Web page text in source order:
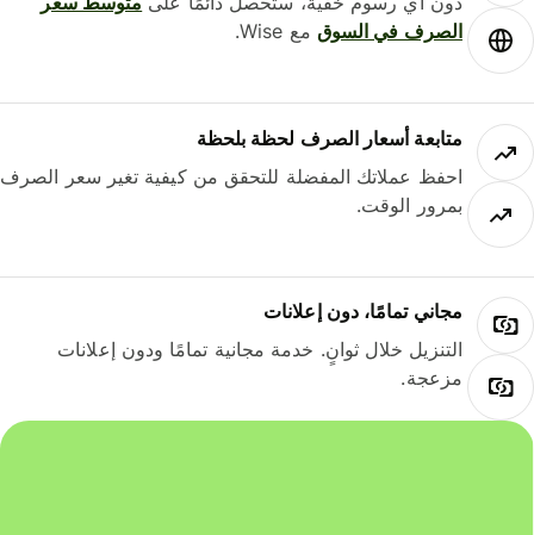
الصرف في السوقمع Wise.
متابعة أسعار الصرف لحظة بلحظة
احفظ عملاتك المفضلة للتحقق من كيفية تغير سعر الصرف
بمرور الوقت.
مجاني تمامًا، دون إعلانات
التنزيل خلال ثوانٍ. خدمة مجانية تمامًا ودون إعلانات
مزعجة.